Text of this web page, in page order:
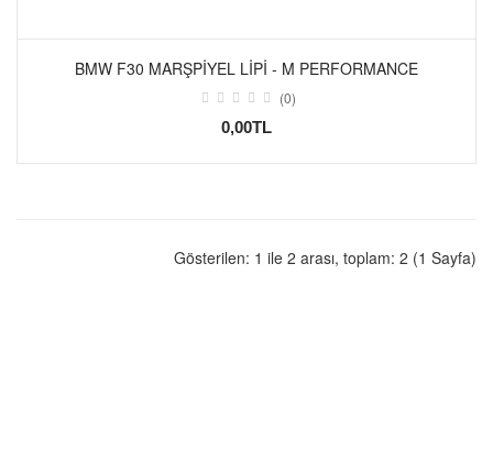
BMW F30 MARŞPİYEL LİPİ - M PERFORMANCE
(0)
0,00TL
Gösterilen: 1 ile 2 arası, toplam: 2 (1 Sayfa)